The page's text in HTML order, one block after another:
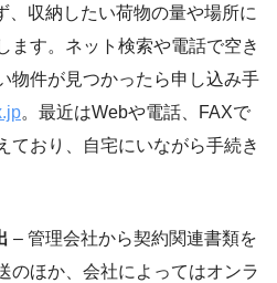
、収納したい荷物の量や場所に
ます。ネット検索や電話で空き
物件が見つかったら申し込み手
。最近はWebや電話、FAXで
ており、自宅にいながら手続き
– 管理会社から契約関連書類を
のほか、会社によってはオンラ